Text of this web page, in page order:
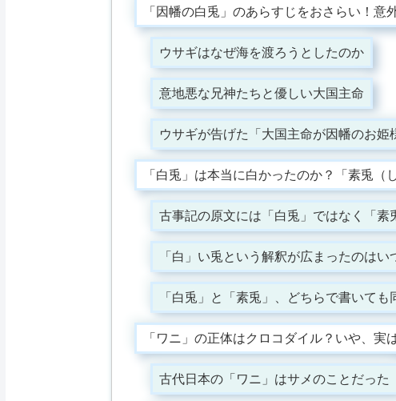
「因幡の白兎」のあらすじをおさらい！意
ウサギはなぜ海を渡ろうとしたのか
意地悪な兄神たちと優しい大国主命
ウサギが告げた「大国主命が因幡のお姫
「白兎」は本当に白かったのか？「素兎（
古事記の原文には「白兎」ではなく「素
「白」い兎という解釈が広まったのはい
「白兎」と「素兎」、どちらで書いて
「ワニ」の正体はクロコダイル？いや、実
古代日本の「ワニ」はサメのことだった